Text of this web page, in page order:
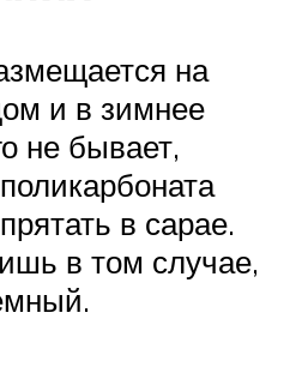
на
и в зимнее
не бывает,
в сарае.
в том случае,